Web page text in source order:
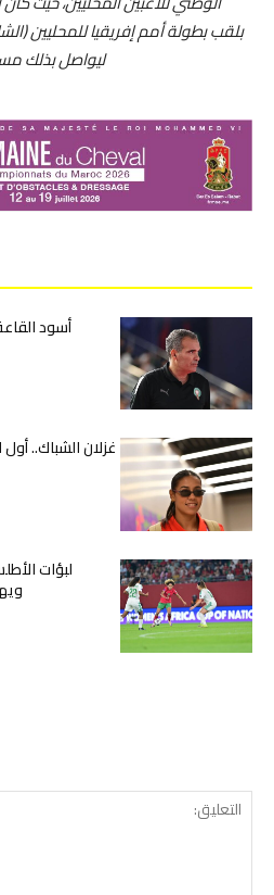
بلقب بطولة أمم إفريقيا للمحليين
ليواصل بذلك
أسود
لبؤات